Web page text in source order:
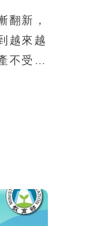
翻新，
越來越
不受到